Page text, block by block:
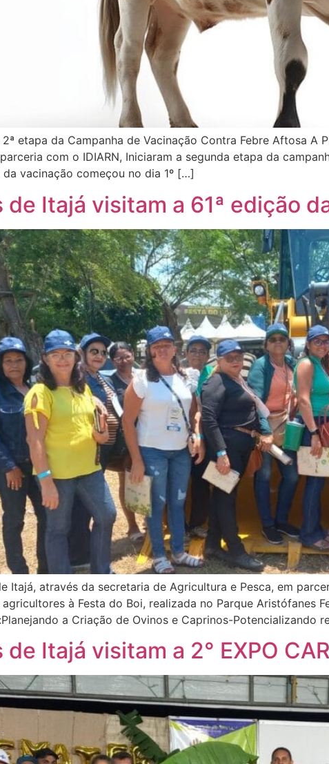
etapa da Campanha de Vacinação Contra Febre Aftosa A
com o IDIARN, Iniciaram a segunda etapa da
vacinação começou no dia 1º […]
Itajá visitam a 61ª edição
Itajá, através da secretaria de Agricultura e Pesca, em
à Festa do Boi, realizada no Parque Aristófanes
a Criação de Ovinos e Caprinos-Potencializando
Itajá visitam a 2° EXPO